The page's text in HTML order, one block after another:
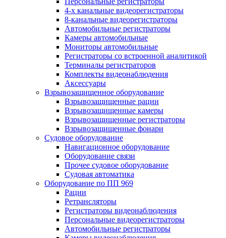
4-х канальные видеорегистраторы
8-канальные видеорегистраторы
Автомобильные регистраторы
Камеры автомобильные
Мониторы автомобильные
Регистраторы со встроенной аналитикой
Терминалы регистраторов
Комплекты видеонаблюдения
Аксессуары
Взрывозащищенное оборудование
Взрывозащищенные рации
Взрывозащищенные камеры
Взрывозащищенные регистраторы
Взрывозащищенные фонари
Судовое оборудование
Навигационное оборудование
Оборудование связи
Прочее судовое оборудование
Судовая автоматика
Оборудование по ПП 969
Рации
Ретрансляторы
Регистраторы видеонаблюдения
Персональные видеорегистраторы
Автомобильные регистраторы